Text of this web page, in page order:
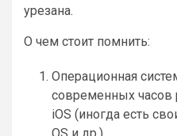
урезана.
О чем стоит помнить:
Операционная
современных часов
iOS (иногда есть
OS и др.).